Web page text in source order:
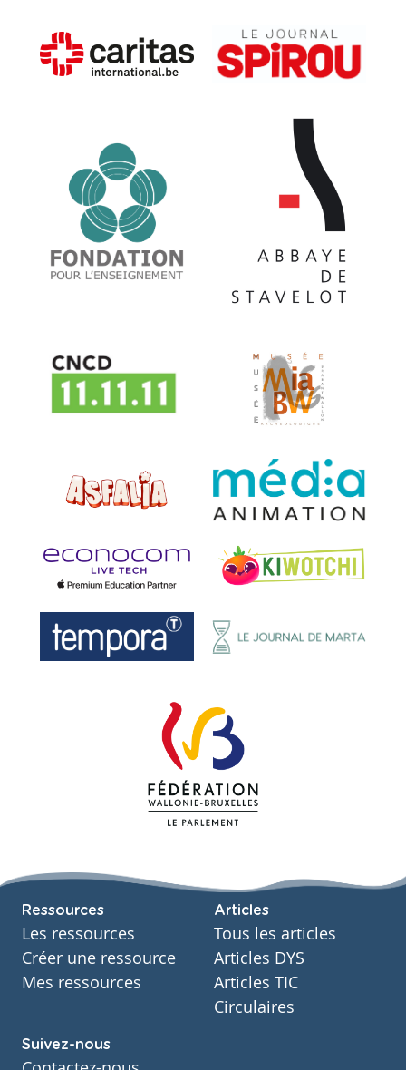
Ressources
Les ressources
Créer une ressource
Mes ressources
Articles
Tous les articles
Articles DYS
Articles TIC
Circulaires
Suivez-nous